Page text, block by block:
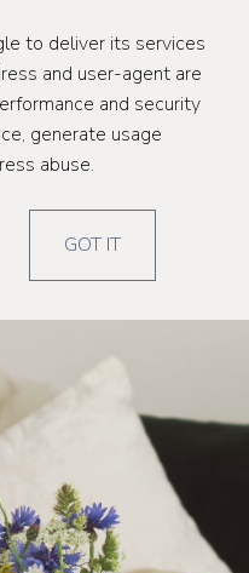
2019
to deliver its services
and user-agent are
and security
generate usage
abuse.
GOT IT